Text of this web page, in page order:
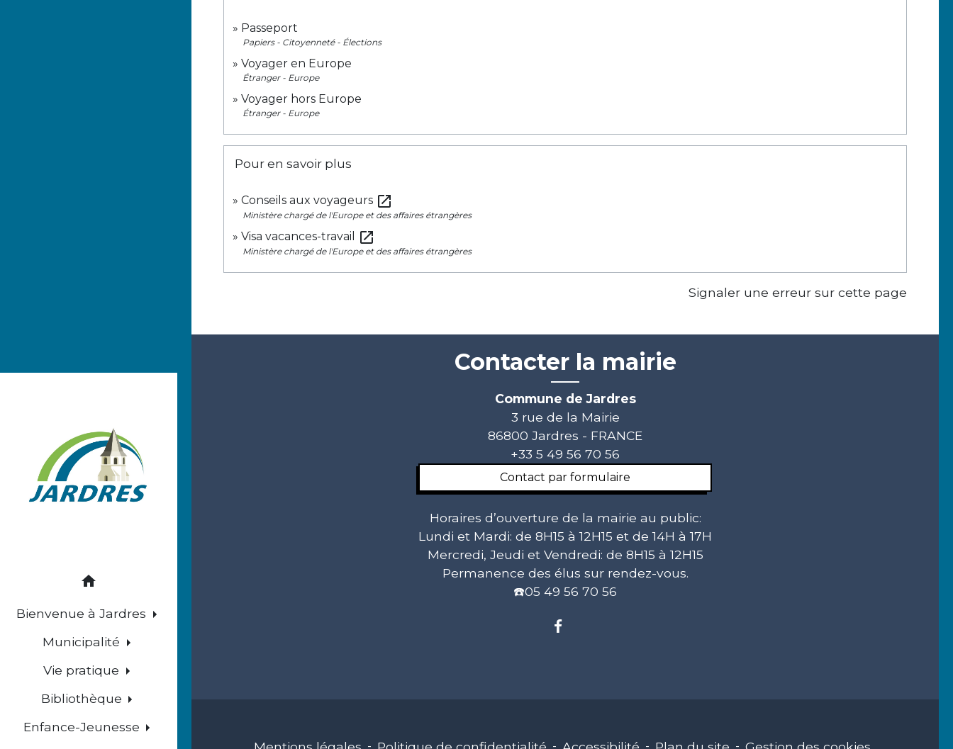
home
Bienvenue à Jardres
Municipalité
Vie pratique
Bibliothèque
Enfance-Jeunesse
Passeport
Papiers - Citoyenneté - Élections
Voyager en Europe
Étranger - Europe
Voyager hors Europe
Étranger - Europe
Pour en savoir plus
Conseils aux voyageurs open_in_new
Ministère chargé de l'Europe et des affaires étrangères
Visa vacances-travail open_in_new
Ministère chargé de l'Europe et des affaires étrangères
Signaler une erreur sur cette page
Contacter la mairie
Commune de Jardres
3 rue de la Mairie
86800 Jardres - FRANCE
+33 5 49 56 70 56
Contact par formulaire
Horaires d’ouverture de la mairie au public:
Lundi et Mardi: de 8H15 à 12H15 et de 14H à 17H
Mercredi, Jeudi et Vendredi: de 8H15 à 12H15
Permanence des élus sur rendez-vous.
☎️05 49 56 70 56
- - - -